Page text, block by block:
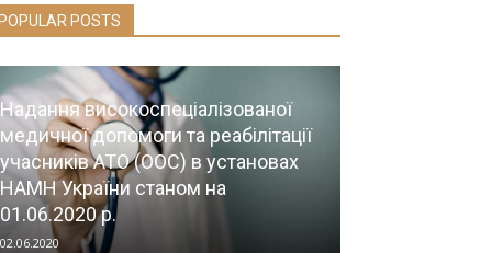
POPULAR POSTS
Надання високоспеціалізованої
медичної допомоги та реабілітації
учасників АТО (ООС) в установах
НАМН України станом на
01.06.2020 р.
02.06.2020